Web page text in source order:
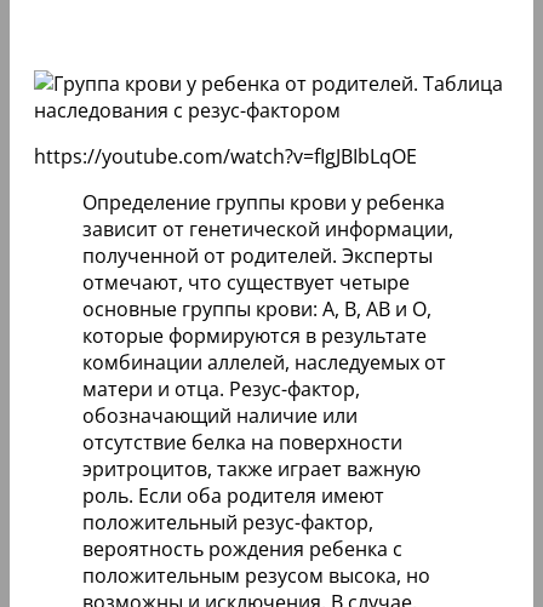
https://youtube.com/watch?v=fIgJBIbLqOE
Определение группы крови у ребенка
зависит от генетической информации,
полученной от родителей. Эксперты
отмечают, что существует четыре
основные группы крови: A, B, AB и O,
которые формируются в результате
комбинации аллелей, наследуемых от
матери и отца. Резус-фактор,
обозначающий наличие или
отсутствие белка на поверхности
эритроцитов, также играет важную
роль. Если оба родителя имеют
положительный резус-фактор,
вероятность рождения ребенка с
положительным резусом высока, но
возможны и исключения. В случае,